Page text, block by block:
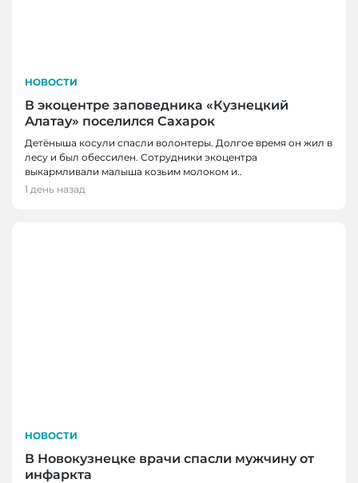
НОВОСТИ
В экоцентре заповедника «Кузнецкий
Алатау» поселился Сахарок
Детёныша косули спасли волонтеры. Долгое время он жил в
лесу и был обессилен. Сотрудники экоцентра
выкармливали малыша козьим молоком и..
1 день назад
НОВОСТИ
В Новокузнецке врачи спасли мужчину от
инфаркта